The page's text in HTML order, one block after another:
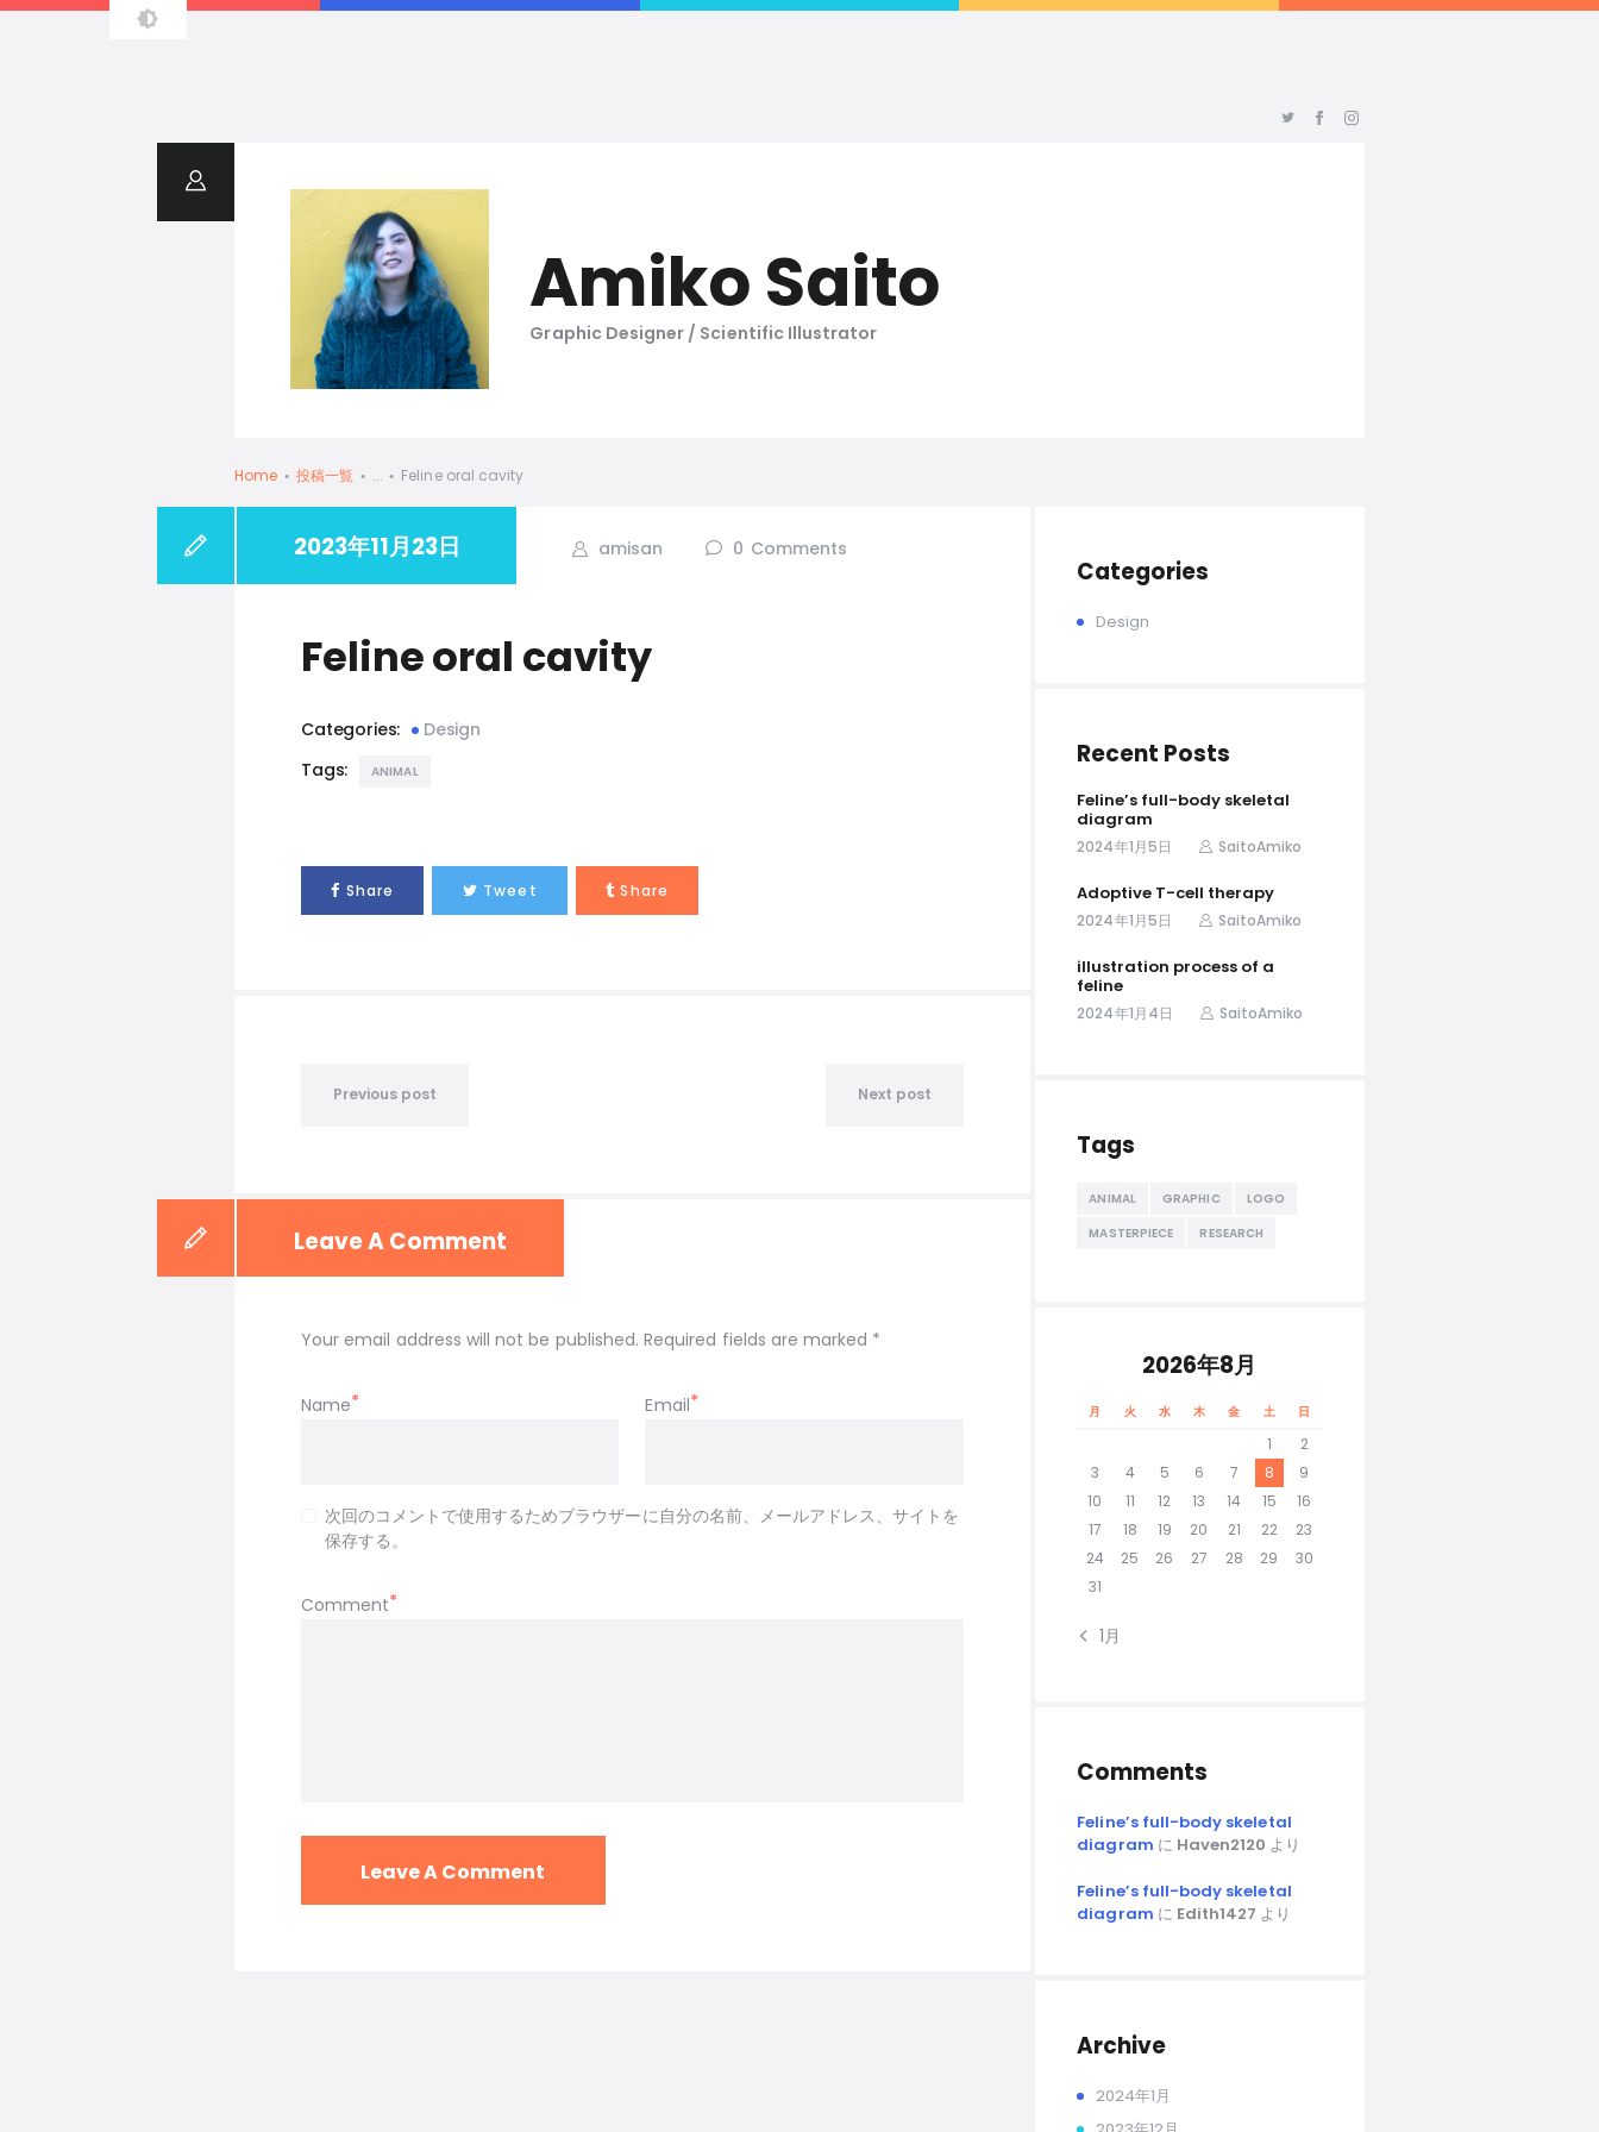
Resume
Amiko Saito
Graphic Designer / Scientific Illustrator
Home 投稿一覧 ... Feline oral cavity
2023年11月23日 amisan 0 Comments
Feline oral cavity
Categories:
Design
Tags:
ANIMAL
Share Tweet Share
Previous post Next post
Leave A Comment
Your email address will not be published. Required fields are marked *
Name Email
次回のコメントで使用するためブラウザーに自分の名前、メールアドレス、サイトを
保存する。
Comment
Categories
Design
Recent Posts
Feline’s full-body skeletal
diagram
2024年1月5日 SaitoAmiko
Adoptive T-cell therapy
2024年1月5日 SaitoAmiko
illustration process of a
feline
2024年1月4日 SaitoAmiko
Tags
ANIMAL GRAPHIC
LOGO
MASTERPIECE
RESEARCH
2026年8月
月 火 水 木 金 土 日
1
2
3
4 5 6 7 8
9
10
11 12 13 14 15
16
17
18 19 20 21 22
23
24
25 26 27 28 29
30
31
« 1月
Comments
Feline’s full-body skeletal
diagram に Haven2120 より
Feline’s full-body skeletal
diagram に Edith1427 より
Archive
2024年1月